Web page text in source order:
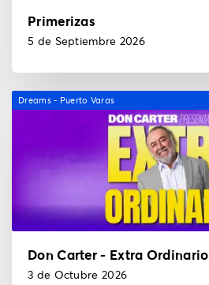
Primerizas
5 de Septiembre 2026
Dreams - Puerto Varas
Don Carter - Extra Ordinario
3 de Octubre 2026